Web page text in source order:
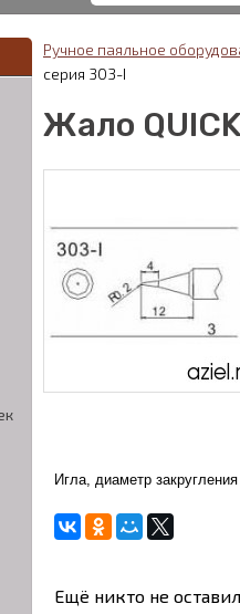
Ручное паяльное
серия 303-I
Жало
Игла, диаметр
Ещё никто не